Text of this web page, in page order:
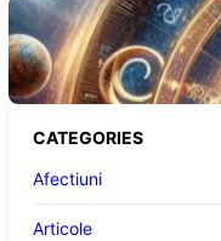
Portalul
CATEGORIES
Afectiuni
Articole